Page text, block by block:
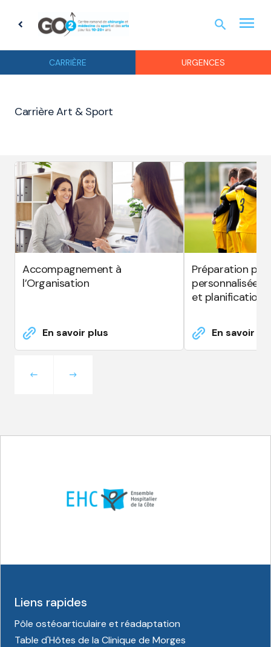
chevron_left
CARRIÈRE URGENCES
search menu
Carrière Art & Sport
Accompagnement à
l’Organisation
En savoir plus
Préparation
personnalisée :
et planification
En savoir
Liens rapides
Pôle ostéoarticulaire et réadaptation
Table d'Hôtes de la Clinique de Morges